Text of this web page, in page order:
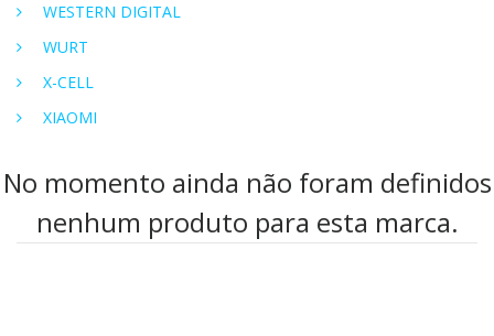
WESTERN DIGITAL
WURT
X-CELL
XIAOMI
No momento ainda não foram definidos
nenhum produto para esta marca.